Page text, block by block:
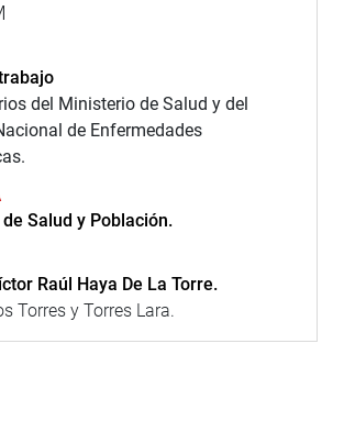
del Ministerio de Salud y del
de Enfermedades
Salud y Población.
Raúl Haya De La Torre.
Torres y Torres Lara.